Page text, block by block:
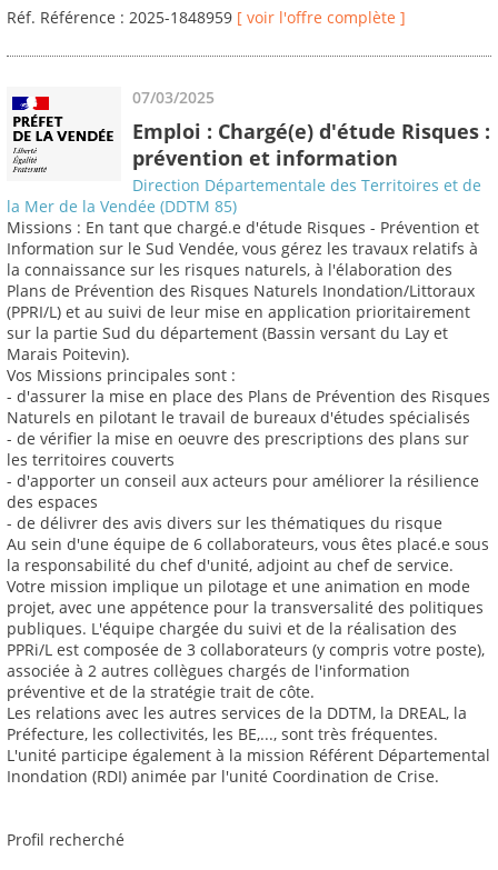
Réf. Référence : 2025-1848959 [ voir l'offre complète ]
07/03/2025
Emploi : Chargé(e) d'étude Risques :
prévention et information
Direction Départementale des Territoires et de
la Mer de la Vendée (DDTM 85)
Missions : En tant que chargé.e d'étude Risques - Prévention et
Information sur le Sud Vendée, vous gérez les travaux relatifs à
la connaissance sur les risques naturels, à l'élaboration des
Plans de Prévention des Risques Naturels Inondation/Littoraux
(PPRI/L) et au suivi de leur mise en application prioritairement
sur la partie Sud du département (Bassin versant du Lay et
Marais Poitevin).
Vos Missions principales sont :
- d'assurer la mise en place des Plans de Prévention des Risques
Naturels en pilotant le travail de bureaux d'études spécialisés
- de vérifier la mise en oeuvre des prescriptions des plans sur
les territoires couverts
- d'apporter un conseil aux acteurs pour améliorer la résilience
des espaces
- de délivrer des avis divers sur les thématiques du risque
Au sein d'une équipe de 6 collaborateurs, vous êtes placé.e sous
la responsabilité du chef d'unité, adjoint au chef de service.
Votre mission implique un pilotage et une animation en mode
projet, avec une appétence pour la transversalité des politiques
publiques. L'équipe chargée du suivi et de la réalisation des
PPRi/L est composée de 3 collaborateurs (y compris votre poste),
associée à 2 autres collègues chargés de l'information
préventive et de la stratégie trait de côte.
Les relations avec les autres services de la DDTM, la DREAL, la
Préfecture, les collectivités, les BE,..., sont très fréquentes.
L'unité participe également à la mission Référent Départemental
Inondation (RDI) animée par l'unité Coordination de Crise.
Profil recherché